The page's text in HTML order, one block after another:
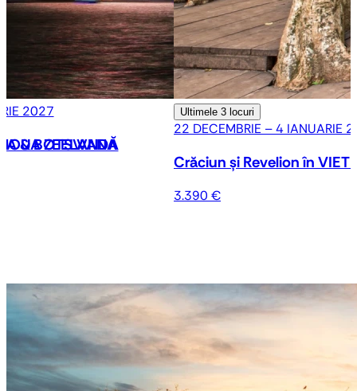
& BOTSWANA
2027
ZEELANDĂ
Ultimele 3 locuri
22 DECEMBRIE – 4 IANUARIE
Crăciun și Revelion în
3.390 €